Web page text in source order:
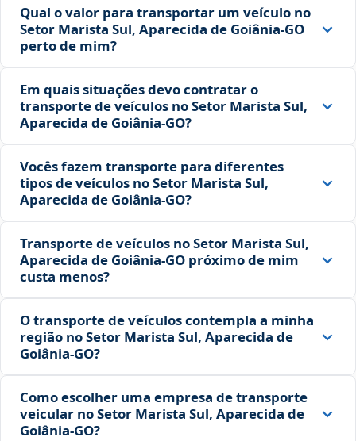
Qual o valor para transportar um veículo no
Setor Marista Sul, Aparecida de Goiânia‑GO
perto de mim?
Em quais situações devo contratar o
transporte de veículos no Setor Marista Sul,
Aparecida de Goiânia‑GO?
Vocês fazem transporte para diferentes
tipos de veículos no Setor Marista Sul,
Aparecida de Goiânia‑GO?
Transporte de veículos no Setor Marista Sul,
Aparecida de Goiânia‑GO próximo de mim
custa menos?
O transporte de veículos contempla a minha
região no Setor Marista Sul, Aparecida de
Goiânia‑GO?
Como escolher uma empresa de transporte
veicular no Setor Marista Sul, Aparecida de
Goiânia‑GO?